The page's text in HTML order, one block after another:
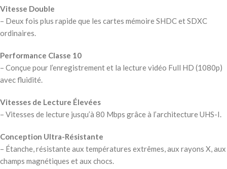
Vitesse Double
– Deux fois plus rapide que les cartes mémoire SHDC et SDXC
ordinaires.
Performance Classe 10
– Conçue pour l’enregistrement et la lecture vidéo Full HD (1080p)
avec fluidité.
Vitesses de Lecture Élevées
– Vitesses de lecture jusqu’à 80 Mbps grâce à l’architecture UHS-I.
Conception Ultra-Résistante
– Étanche, résistante aux températures extrêmes, aux rayons X, aux
champs magnétiques et aux chocs.